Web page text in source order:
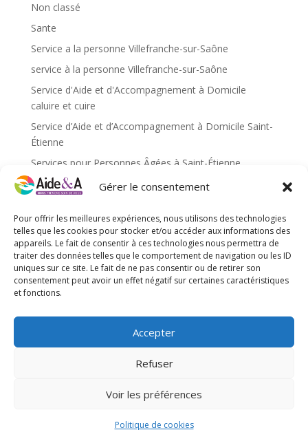
Gérer le consentement
Pour offrir les meilleures expériences, nous utilisons des technologies
telles que les cookies pour stocker et/ou accéder aux informations des
appareils. Le fait de consentir à ces technologies nous permettra de
traiter des données telles que le comportement de navigation ou les ID
uniques sur ce site. Le fait de ne pas consentir ou de retirer son
consentement peut avoir un effet négatif sur certaines caractéristiques
et fonctions.
Accepter
Refuser
Voir les préférences
Politique de cookies
Non classé
Sante
Service a la personne Villefranche-sur-Saône
service à la personne Villefranche-sur-Saône
Service d'Aide et d'Accompagnement à Domicile
caluire et cuire
Service d’Aide et d’Accompagnement à Domicile Saint-
Étienne
Services pour Personnes Âgées à Saint-Étienne
Services pour personnes âgées caluire et cuire
Services pour personnes âgées Villefranche-sur-Saône
Méta
Connexion
Gentleview©2026